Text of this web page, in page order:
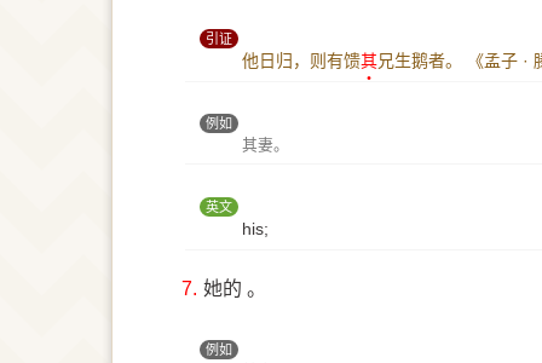
引证
他日归，则有馈其兄生鹅者。 《孟子 ·
例如
其妻。
英文
his;
7. 她的 。
例如